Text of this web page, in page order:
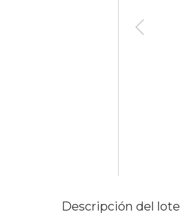
Descripción del lote